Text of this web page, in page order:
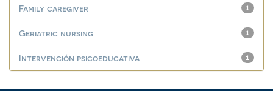
1
Family caregiver
1
Geriatric nursing
1
Intervención psicoeducativa